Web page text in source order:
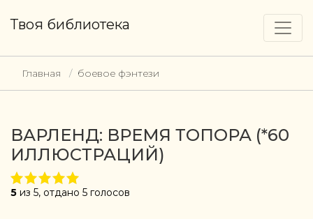
Твоя библиотека
Главная боевое фэнтези
ВАРЛЕНД: ВРЕМЯ ТОПОРА (*60
ИЛЛЮСТРАЦИЙ)
5 из 5, отдано 5 голосов